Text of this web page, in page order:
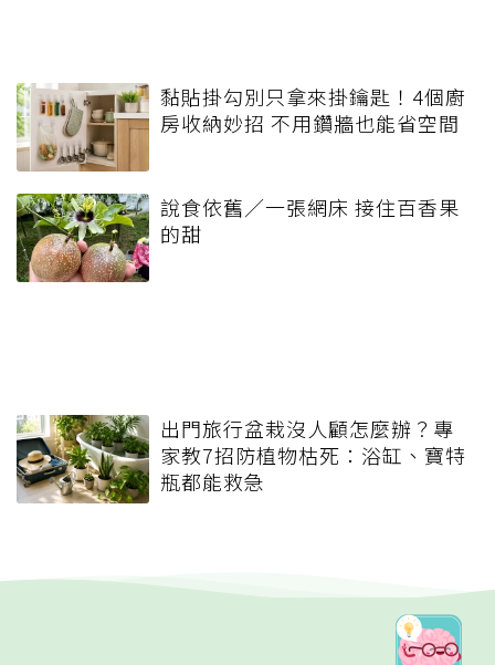
黏貼掛勾別只拿來掛鑰匙！4個廚
房收納妙招 不用鑽牆也能省空間
說食依舊／一張網床 接住百香果
的甜
出門旅行盆栽沒人顧怎麼辦？專
家教7招防植物枯死：浴缸、寶特
瓶都能救急